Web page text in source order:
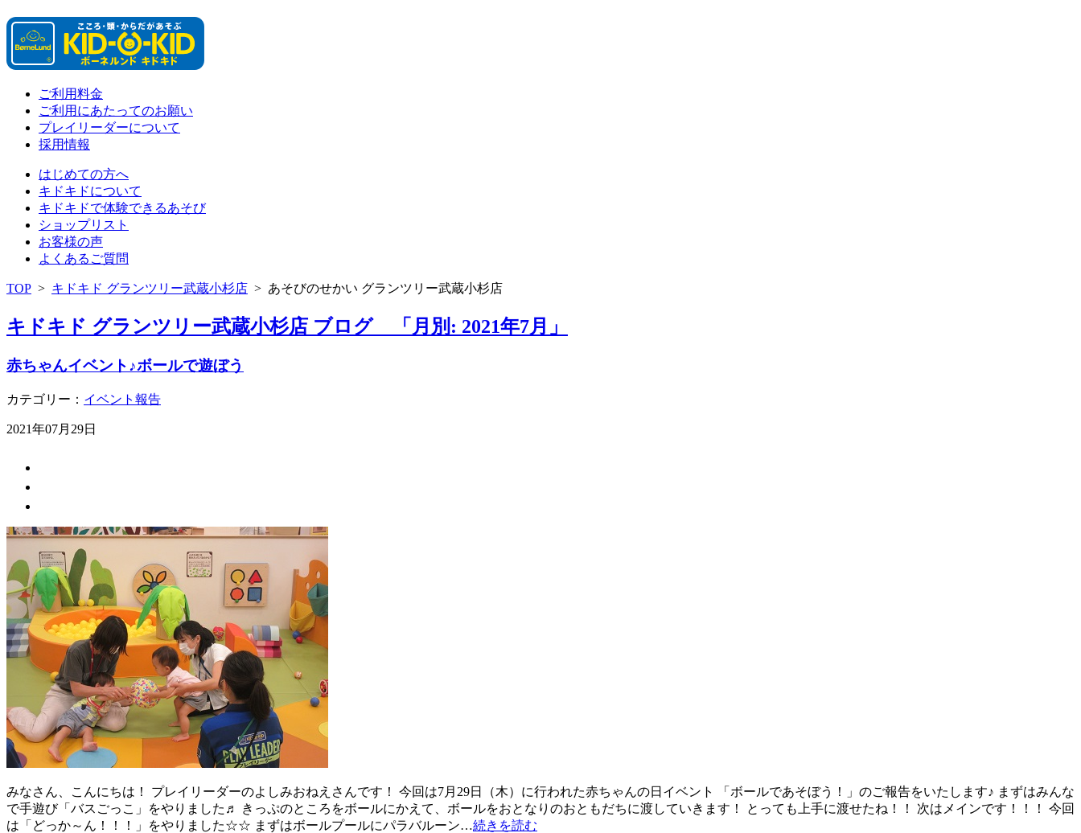
ご利用料金
ご利用にあたってのお願い
プレイリーダーについて
採用情報
はじめての方へ
キドキドについて
キドキドで体験できるあそび
ショップリスト
お客様の声
よくあるご質問
TOP > キドキド グランツリー武蔵小杉店 > あそびのせかい グランツリー武蔵小杉店
キドキド グランツリー武蔵小杉店 ブログ 「月別: 2021年7月」
赤ちゃんイベント♪ボールで遊ぼう
カテゴリー： イベント報告
2021年07月29日
みなさん、こんにちは！ プレイリーダーのよしみおねえさんです！ 今回は7月29日（木）に行われた赤ちゃんの日イベント 「ボールであそぼう！」のご報告をいたします♪ まずはみんな
で手遊び「バスごっこ」をやりました♬ きっぷのところをボールにかえて、ボールをおとなりのおともだちに渡していきます！ とっても上手に渡せたね！！ 次はメインです！！！ 今回
は「どっか～ん！！！」をやりました☆☆ まずはボールプールにパラバルーン…続きを読む